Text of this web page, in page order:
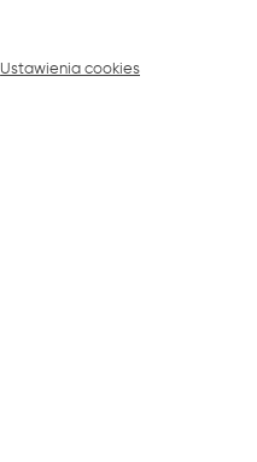
Ustawienia cookies